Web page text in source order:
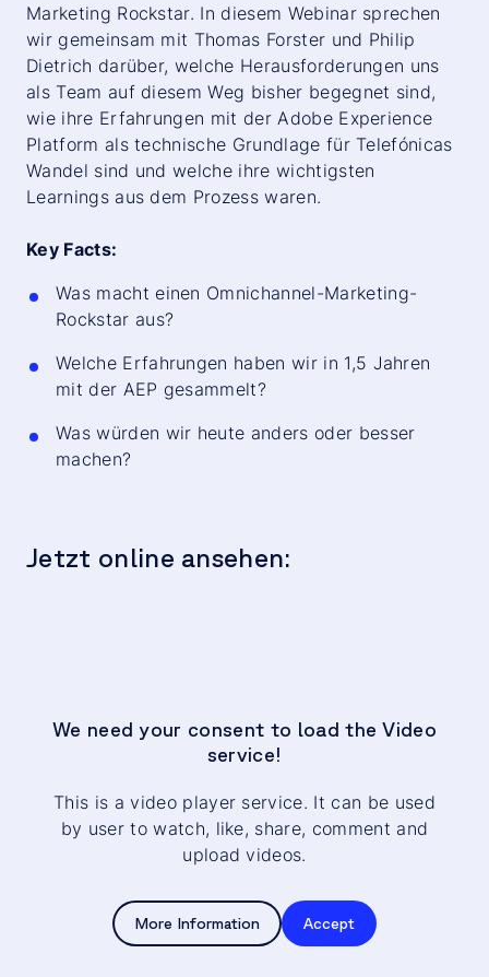
Marketing Rockstar. In diesem Webinar sprechen
wir gemeinsam mit Thomas Forster und Philip
Dietrich darüber, welche Herausforderungen uns
als Team auf diesem Weg bisher begegnet sind,
wie ihre Erfahrungen mit der Adobe Experience
Platform als technische Grundlage für Telefónicas
Wandel sind und welche ihre wichtigsten
Learnings aus dem Prozess waren.
Key Facts:
Was macht einen Omnichannel-Marketing-
Rockstar aus?
Welche Erfahrungen haben wir in 1,5 Jahren
mit der AEP gesammelt?
Was würden wir heute anders oder besser
machen?
Jetzt online ansehen:
We need your consent to load the Video
service!
This is a video player service. It can be used
by user to watch, like, share, comment and
upload videos.
More Information Accept